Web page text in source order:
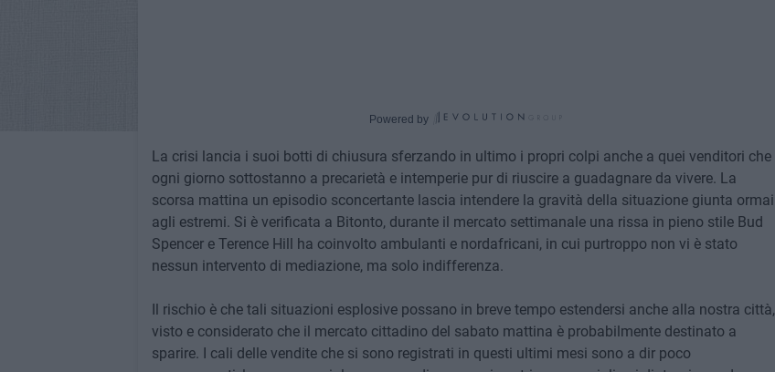
Powered by
La crisi lancia i suoi botti di chiusura sferzando in ultimo i propri colpi anche a quei venditori che
ogni giorno sottostanno a precarietà e intemperie pur di riuscire a guadagnare da vivere. La
scorsa mattina un episodio sconcertante lascia intendere la gravità della situazione giunta ormai
agli estremi. Si è verificata a Bitonto, durante il mercato settimanale una rissa in pieno stile Bud
Spencer e Terence Hill ha coinvolto ambulanti e nordafricani, in cui purtroppo non vi è stato
nessun intervento di mediazione, ma solo indifferenza.
Il rischio è che tali situazioni esplosive possano in breve tempo estendersi anche alla nostra città,
visto e considerato che il mercato cittadino del sabato mattina è probabilmente destinato a
sparire. I cali delle vendite che si sono registrati in questi ultimi mesi sono a dir poco